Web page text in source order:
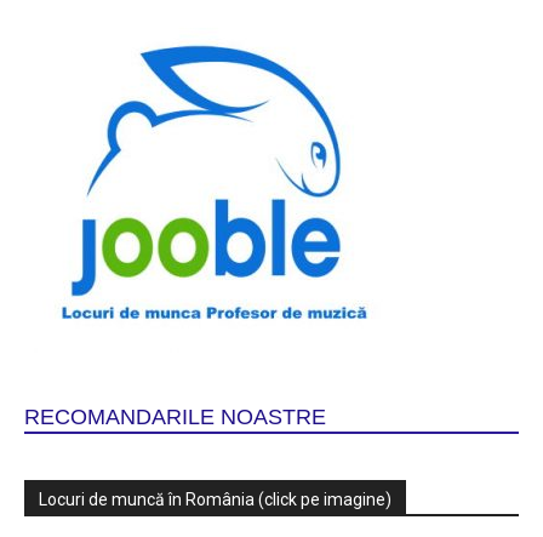
RECOMANDARILE NOASTRE
Locuri de muncă în România (click pe imagine)